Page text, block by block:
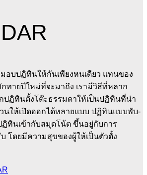
อบปฏิทินให้กันเพียงหนเดียว แทนของ
ทายปีใหม่ที่จะมาถึง เรามีวิธีที่หลาก
ปฏิทินตั้งโต๊ะธรรมดาให้เป็นปฏิทินที่น่า
นให้เปิดออกได้หลายแบบ ปฏิทินแบบพับ-
ฏิทินเข้ากับสมุดโน้ต ขึ้นอยู่กับการ
โดยมีความสุขของผู้ให้เป็นตัวตั้ง